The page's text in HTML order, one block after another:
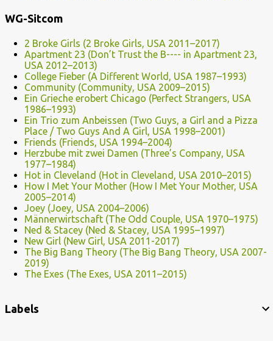
WG-Sitcom
2 Broke Girls (2 Broke Girls, USA 2011–2017)
Apartment 23 (Don’t Trust the B---- in Apartment 23,
USA 2012–2013)
College Fieber (A Different World, USA 1987–1993)
Community (Community, USA 2009–2015)
Ein Grieche erobert Chicago (Perfect Strangers, USA
1986–1993)
Ein Trio zum Anbeissen (Two Guys, a Girl and a Pizza
Place / Two Guys And A Girl, USA 1998–2001)
Friends (Friends, USA 1994–2004)
Herzbube mit zwei Damen (Three’s Company, USA
1977–1984)
Hot in Cleveland (Hot in Cleveland, USA 2010–2015)
How I Met Your Mother (How I Met Your Mother, USA
2005–2014)
Joey (Joey, USA 2004–2006)
Männerwirtschaft (The Odd Couple, USA 1970–1975)
Ned & Stacey (Ned & Stacey, USA 1995–1997)
New Girl (New Girl, USA 2011-2017)
The Big Bang Theory (The Big Bang Theory, USA 2007-
2019)
The Exes (The Exes, USA 2011–2015)
Labels